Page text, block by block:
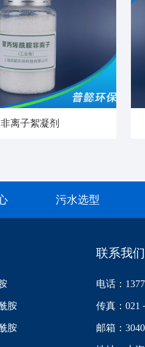
非离子絮凝剂
污水选型
胺
胺
联系我们
电话：
传真：021
邮箱：